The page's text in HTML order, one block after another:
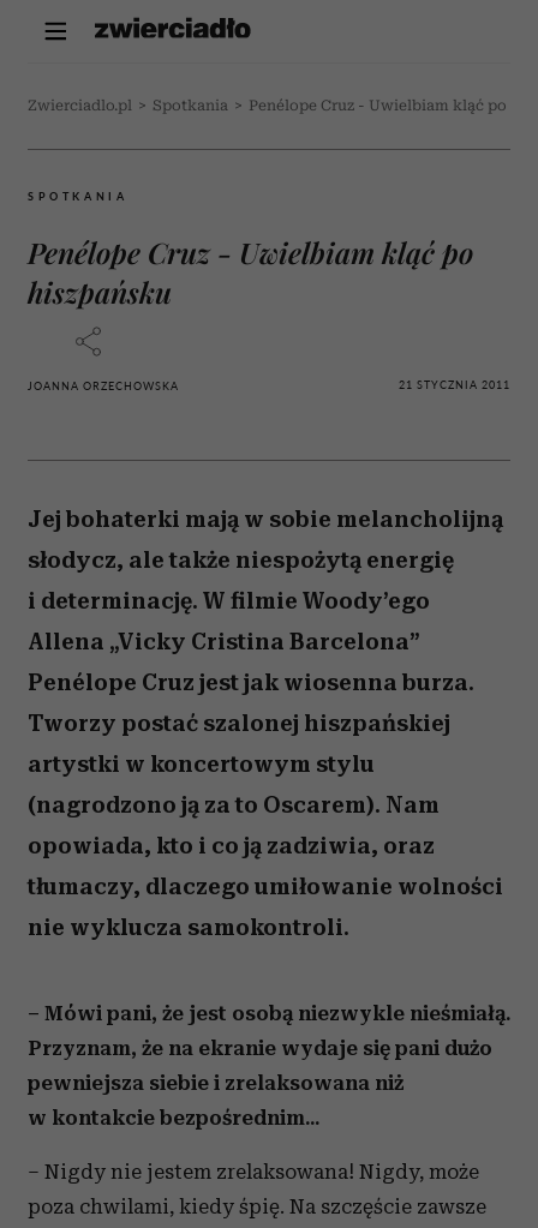
Zwierciadlo.pl > Spotkania > Penélope Cruz - Uwielbiam kląć po
SPOTKANIA
Penélope Cruz - Uwielbiam kląć po
hiszpańsku
JOANNA ORZECHOWSKA 21 STYCZNIA 2011
Jej bohaterki mają w sobie melancholijną
słodycz, ale także niespożytą energię
i determinację. W filmie Woody’ego
Allena „Vicky Cristina Barcelona”
Penélope Cruz jest jak wiosenna burza.
Tworzy postać szalonej hiszpańskiej
artystki w koncertowym stylu
(nagrodzono ją za to Oscarem). Nam
opowiada, kto i co ją zadziwia, oraz
tłumaczy, dlaczego umiłowanie wolności
nie wyklucza samokontroli.
– Mówi pani, że jest osobą niezwykle nieśmiałą.
Przyznam, że na ekranie wydaje się pani dużo
pewniejsza siebie i zrelaksowana niż
w kontakcie bezpośrednim...
– Nigdy nie jestem zrelaksowana! Nigdy, może
poza chwilami, kiedy śpię. Na szczęście zawsze